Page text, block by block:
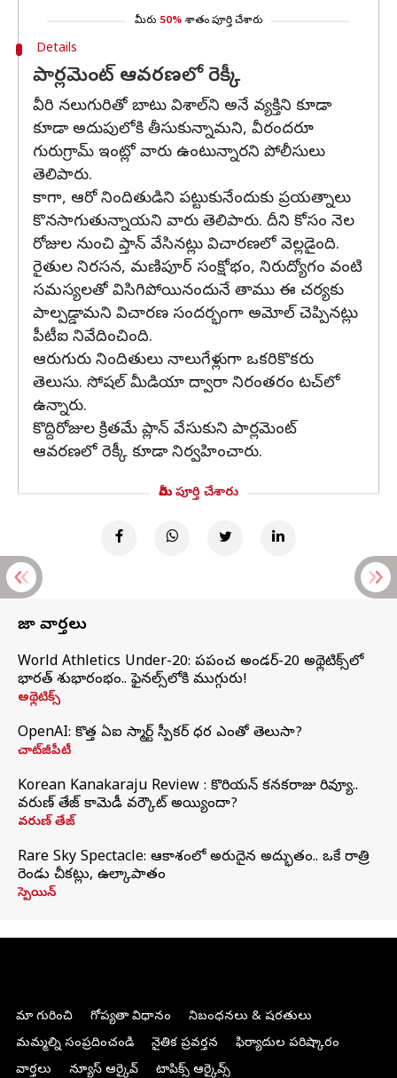
మీరు 50% శాతం పూర్తి చేశారు
Details
పార్లమెంట్ ఆవరణలో రెక్కీ
వీరి నలుగురితో బాటు విశాల్‌ని అనే వ్యక్తిని కూడా
కూడా అదుపులోకి తీసుకున్నామని, వీరందరూ
గురుగ్రామ్ ఇంట్లో వారు ఉంటున్నారని పోలీసులు
తెలిపారు.
కాగా, ఆరో నిందితుడిని పట్టుకునేందుకు ప్రయత్నాలు
కొనసాగుతున్నాయని వారు తెలిపారు. దీని కోసం నెల
రోజుల నుంచి ప్తాన్ వేసినట్లు విచారణలో వెల్లడైంది.
రైతుల నిరసన, మణిపూర్ సంక్షోభం, నిరుద్యోగం వంటి
సమస్యలతో విసిగిపోయినందునే తాము ఈ చర్యకు
పాల్పడ్డామని విచారణ సందర్భంగా అమోల్ చెప్పినట్లు
పీటీఐ నివేదించింది.
ఆరుగురు నిందితులు నాలుగేళ్లుగా ఒకరికొకరు
తెలుసు. సోషల్ మీడియా ద్వారా నిరంతరం టచ్‌లో
ఉన్నారు.
కొద్దిరోజుల క్రితమే ప్లాన్ వేసుకుని పార్లమెంట్
ఆవరణలో రెక్కీ కూడా నిర్వహించారు.
మీరు పూర్తి చేశారు
తాజా వార్తలు
World Athletics Under-20: ప్రపంచ అండర్-20 అథ్లెటిక్స్‌లో
భారత్‌ శుభారంభం.. ఫైనల్స్‌లోకి ముగ్గురు!
అథ్లెటిక్స్
OpenAI: కొత్త ఏఐ స్మార్ట్ స్పీకర్ ధర ఎంతో తెలుసా?
చాట్‌జీపీటీ
Korean Kanakaraju Review : కొరియన్ కనకరాజు రివ్యూ..
వరుణ్ తేజ్ కామెడీ వర్కౌట్ అయ్యిందా?
వరుణ్ తేజ్
Rare Sky Spectacle: ఆకాశంలో అరుదైన అద్భుతం.. ఒకే రాత్రి
రెండు చీకట్లు, ఉల్కాపాతం
స్పెయిన్
మా గురించి గోప్యతా విధానం
నిబంధనలు & షరతులు
మమ్మల్ని సంప్రదించండి
నైతిక ప్రవర్తన
ఫిర్యాదుల పరిష్కారం
వార్తలు
న్యూస్ ఆర్కైవ్ టాపిక్స్ ఆర్కైవ్స్